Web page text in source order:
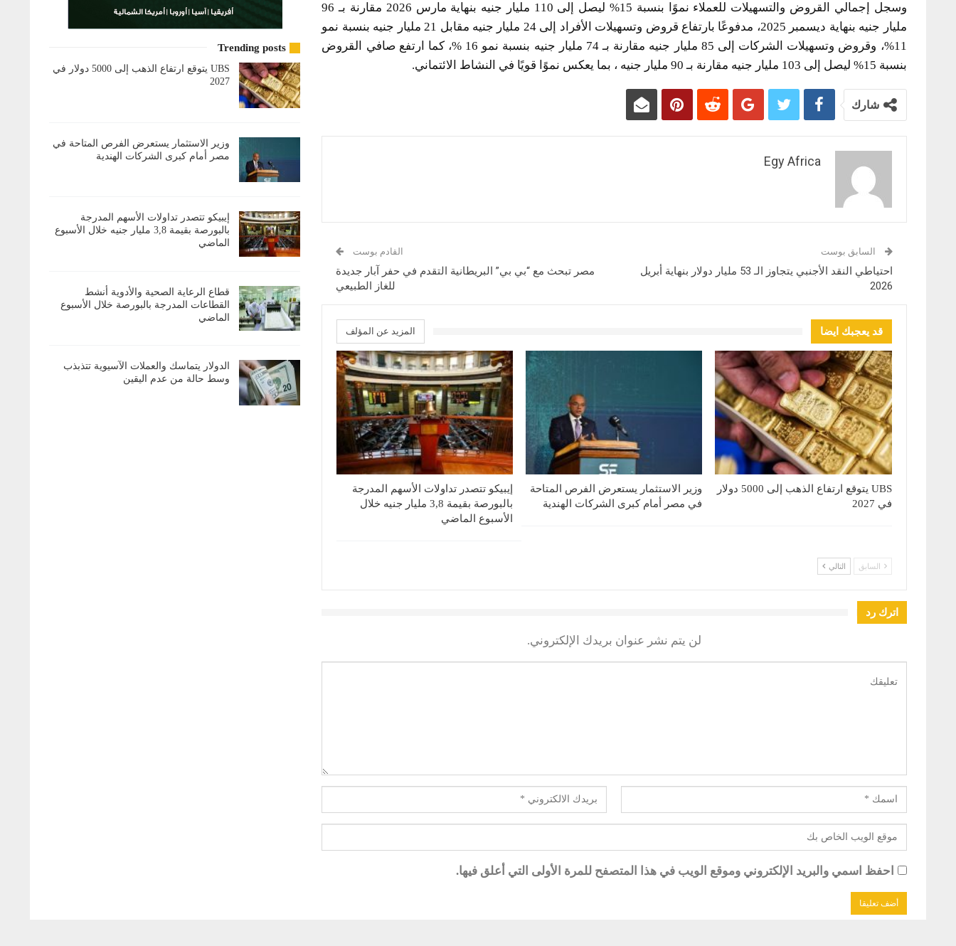
وسجل إجمالي القروض والتسهيلات للعملاء نموًا بنسبة 15% ليصل إلى 110 مليار جنيه بنهاية مارس 2026 مقارنة بـ 96
مليار جنيه بنهاية ديسمبر 2025، مدفوعًا بارتفاع قروض وتسهيلات الأفراد إلى 24 مليار جنيه مقابل 21 مليار جنيه بنسبة نمو
11%، وقروض وتسهيلات الشركات إلى 85 مليار جنيه مقارنة بـ 74 مليار جنيه بنسبة نمو 16 %، كما ارتفع صافي القروض
بنسبة 15% ليصل إلى 103 مليار جنيه مقارنة بـ 90 مليار جنيه ، بما يعكس نموًا قويًا في النشاط الائتماني.
شارك
Egy Africa
السابق بوست
احتياطي النقد الأجنبي يتجاوز الـ 53 مليار دولار بنهاية أبريل
2026
القادم بوست
مصر تبحث مع “بي بي” البريطانية التقدم في حفر آبار جديدة
للغاز الطبيعي
قد يعجبك ايضا المزيد عن المؤلف
UBS يتوقع ارتفاع الذهب إلى 5000 دولار
في 2027
وزير الاستثمار يستعرض الفرص المتاحة
في مصر أمام كبرى الشركات الهندية
إيبيكو تتصدر تداولات الأسهم المدرجة
بالبورصة بقيمة 3,8 مليار جنيه خلال
الأسبوع الماضي
السابق التالي
اترك رد
لن يتم نشر عنوان بريدك الإلكتروني.
احفظ اسمي والبريد الإلكتروني وموقع الويب في هذا المتصفح للمرة الأولى التي أعلق فيها.
Trending posts
UBS يتوقع ارتفاع الذهب إلى 5000 دولار في
2027
وزير الاستثمار يستعرض الفرص المتاحة في
مصر أمام كبرى الشركات الهندية
إيبيكو تتصدر تداولات الأسهم المدرجة
بالبورصة بقيمة 3,8 مليار جنيه خلال الأسبوع
الماضي
قطاع الرعاية الصحية والأدوية أنشط
القطاعات المدرجة بالبورصة خلال الأسبوع
الماضي
الدولار يتماسك والعملات الآسيوية تتذبذب
وسط حالة من عدم اليقين